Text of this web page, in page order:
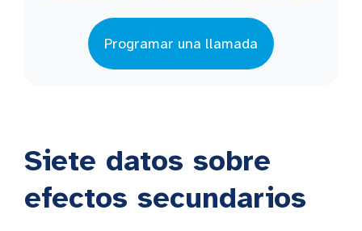
Programar una llamada
Siete datos sobre
efectos secundarios